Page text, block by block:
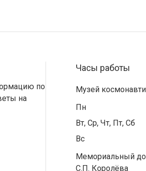
по
на
Часы работы
Музей
Пн
Вт, Ср, Чт, Пт, Сб
Вс
Мемориальный
С.П. Королёва